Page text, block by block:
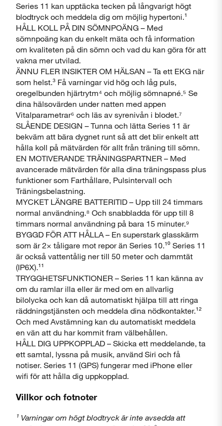
Series 11 kan upptäcka tecken på långvarigt högt
blodtryck och meddela dig om möjlig hypertoni.¹
HÅLL KOLL PÅ DIN SÖMNPOÄNG – Med
sömnpoäng kan du enkelt mäta och få information
om kvaliteten på din sömn och vad du kan göra för att
vakna mer utvilad.
ÄNNU FLER INSIKTER OM HÄLSAN – Ta ett EKG när
som helst.³ Få varningar vid hög och låg puls,
oregelbunden hjärtrytm⁴ och möjlig sömnapné.⁵ Se
dina hälsovärden under natten med appen
Vitalparametrar⁶ och läs av syrenivån i blodet.⁷
SLÅENDE DESIGN – Tunna och lätta Series 11 är
bekväm att bära dygnet runt så att det blir enkelt att
hålla koll på mätvärden för allt från träning till sömn.
EN MOTIVERANDE TRÄNINGSPARTNER – Med
avancerade mätvärden för alla dina träningspass plus
funktioner som Farthållare, Pulsintervall och
Träningsbelastning.
MYCKET LÄNGRE BATTERITID – Upp till 24 timmars
normal användning.⁸ Och snabbladda för upp till 8
timmars normal användning på bara 15 minuter.⁹
BYGGD FÖR ATT HÅLLA – En superstark glasskärm
som är 2× tåligare mot repor än Series 10.¹⁰ Series 11
är också vattentålig ner till 50 meter och dammtät
(IP6X).¹¹
TRYGGHETSFUNKTIONER – Series 11 kan känna av
om du ramlar illa eller är med om en allvarlig
bilolycka och kan då automatiskt hjälpa till att ringa
räddningstjänsten och meddela dina nödkontakter.¹²
Och med Avstämning kan du automatiskt meddela
en vän att du har kommit fram välbehållen.
HÅLL DIG UPPKOPPLAD – Skicka ett meddelande, ta
ett samtal, lyssna på musik, använd Siri och få
notiser. Series 11 (GPS) fungerar med iPhone eller
wifi för att hålla dig uppkopplad.
Villkor och fotnoter
¹ Varningar om högt blodtryck är inte avsedda att
Stäng